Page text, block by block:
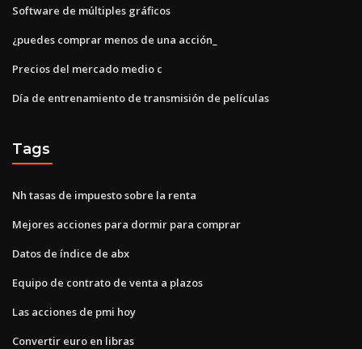
Software de múltiples gráficos
¿puedes comprar menos de una acción_
Precios del mercado medio c
Día de entrenamiento de transmisión de películas
Tags
Nh tasas de impuesto sobre la renta
Mejores acciones para dormir para comprar
Datos de índice de abx
Equipo de contrato de venta a plazos
Las acciones de pmi hoy
Convertir euro en libras